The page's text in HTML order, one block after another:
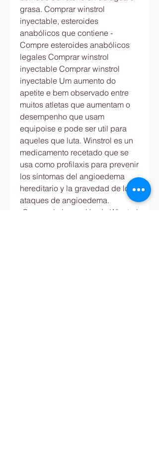
grasa. Comprar winstrol
inyectable, esteroides
anabólicos que contiene -
Compre esteroides anabólicos
legales Comprar winstrol
inyectable Comprar winstrol
inyectable Um aumento do
apetite e bem observado entre
muitos atletas que aumentam o
desempenho que usam
equipoise e pode ser util para
aqueles que luta. Winstrol es un
medicamento recetado que se
usa como profilaxis para prevenir
los síntomas del angioedema
hereditario y la gravedad de los
ataques de angioedema.
¡Compre la inyección de Winstrol